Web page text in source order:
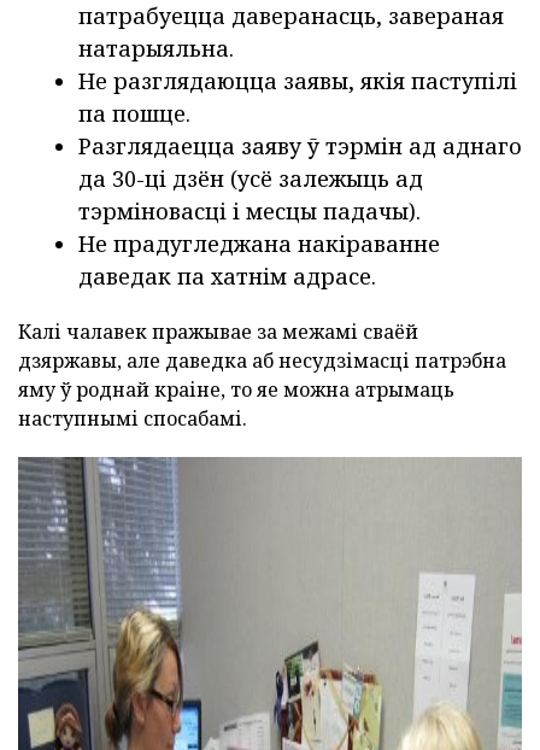
патрабуецца даверанасць, завераная
натарыяльна.
Не разглядаюцца заявы, якія паступілі
па пошце.
Разглядаецца заяву ў тэрмін ад аднаго
да 30-ці дзён (усё залежыць ад
тэрміновасці і месцы падачы).
Не прадугледжана накіраванне
даведак па хатнім адрасе.
Калі чалавек пражывае за межамі сваёй
дзяржавы, але даведка аб несудзімасці патрэбна
яму ў роднай краіне, то яе можна атрымаць
наступнымі спосабамі.